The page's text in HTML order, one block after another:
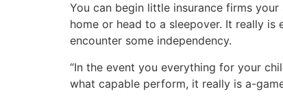
You can begin little insurance firms
home or head to a sleepover. It really
encounter some independency.
“In the event you everything for your
what capable perform, it really is a-